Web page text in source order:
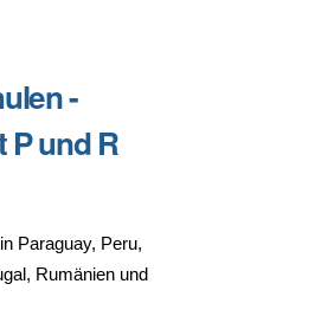
-
P und R
Paraguay, Peru,
Rumänien und